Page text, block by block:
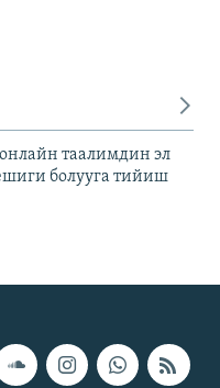
таалимдин эл
болууга тийиш